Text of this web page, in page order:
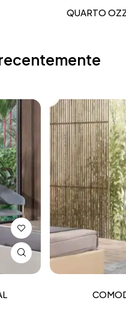
QUARTO